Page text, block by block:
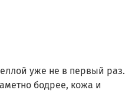
уже не в первый раз.
бодрее, кожа и